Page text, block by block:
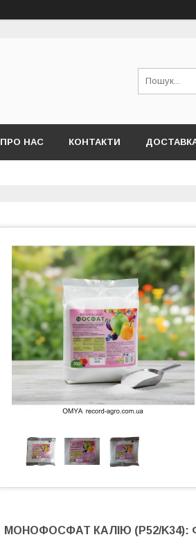
ПРО НАС КОНТАКТИ
МОНОФОСФАТ КАЛІЮ (P52/K34):